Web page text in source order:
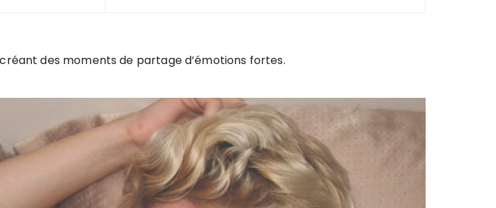
des moments de partage d’émotions fortes.